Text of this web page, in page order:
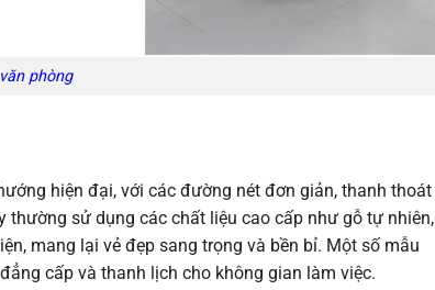
phòng
hiện đại, với các đường nét đơn giản, thanh thoát
sử dụng các chất liệu cao cấp như gỗ tự nhiên,
mang lại vẻ đẹp sang trọng và bền bỉ. Một số mẫu
cấp và thanh lịch cho không gian làm việc.